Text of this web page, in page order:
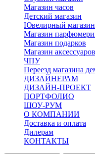
Магазин часов
Детский магазин
Ювелирный магазин
Магазин
Магазин подарков
Магазин аксессуаров
ЧПУ
Переезд магазина
ДИЗАЙНЕРАМ
ДИЗАЙН-ПРОЕКТ
ПОРТФОЛИО
ШОУ-РУМ
О КОМПАНИИ
Доставка и оплата
Дилерам
КОНТАКТЫ